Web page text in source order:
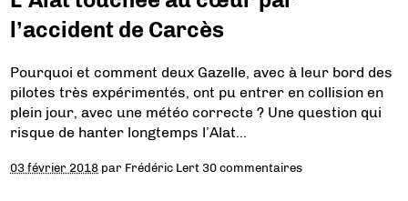
l’accident de Carcès
Pourquoi et comment deux Gazelle, avec à leur bord des
pilotes très expérimentés, ont pu entrer en collision en
plein jour, avec une météo correcte ? Une question qui
risque de hanter longtemps l’Alat…
03 février 2018 par Frédéric Lert 30 commentaires